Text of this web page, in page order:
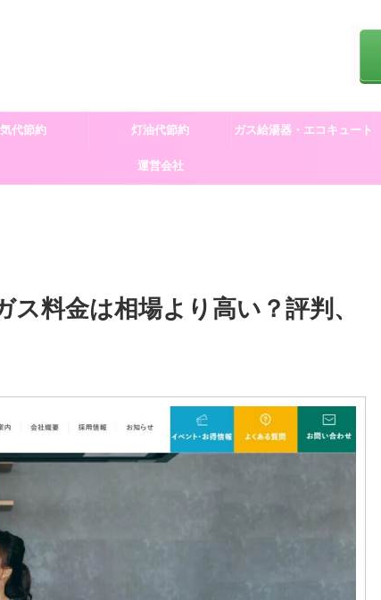
代節約 灯油代節約 ガス給湯器・エコキュート
運営会社
料金は相場より高い？評判、